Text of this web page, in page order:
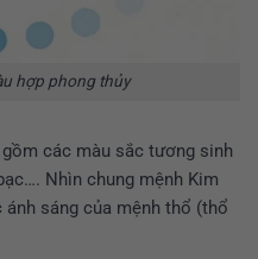
hợp phong thủy
các màu sắc tương sinh
Nhìn chung mệnh Kim
sáng của mệnh thổ (thổ